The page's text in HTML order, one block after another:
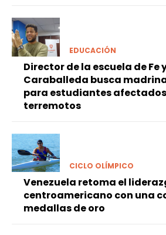
EDUCACIÓN
Director de la escuela de Fe
Caraballeda busca
para estudiantes
terremotos
CICLO OLÍMPICO
Venezuela retoma el
centroamericano con una
medallas de oro